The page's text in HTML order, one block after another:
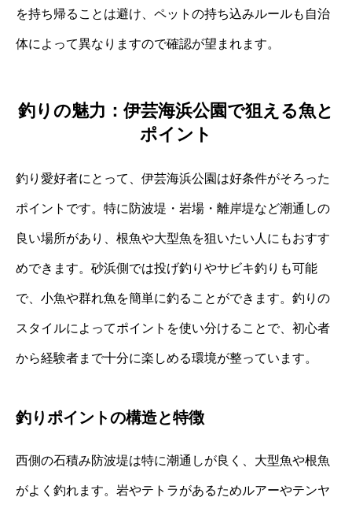
を持ち帰ることは避け、ペットの持ち込みルールも自治
体によって異なりますので確認が望まれます。
釣りの魅力：伊芸海浜公園で狙える魚と
ポイント
釣り愛好者にとって、伊芸海浜公園は好条件がそろった
ポイントです。特に防波堤・岩場・離岸堤など潮通しの
良い場所があり、根魚や大型魚を狙いたい人にもおすす
めできます。砂浜側では投げ釣りやサビキ釣りも可能
で、小魚や群れ魚を簡単に釣ることができます。釣りの
スタイルによってポイントを使い分けることで、初心者
から経験者まで十分に楽しめる環境が整っています。
釣りポイントの構造と特徴
西側の石積み防波堤は特に潮通しが良く、大型魚や根魚
がよく釣れます。岩やテトラがあるためルアーやテンヤ